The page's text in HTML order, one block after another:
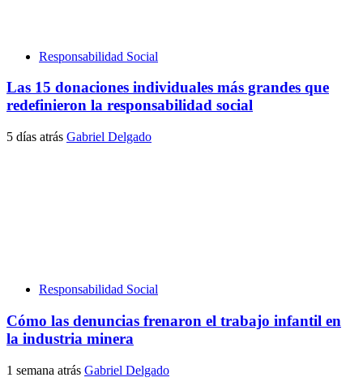
Responsabilidad Social
Las 15 donaciones individuales más grandes que
redefinieron la responsabilidad social
5 días atrás Gabriel Delgado
Responsabilidad Social
Cómo las denuncias frenaron el trabajo infantil en
la industria minera
1 semana atrás Gabriel Delgado